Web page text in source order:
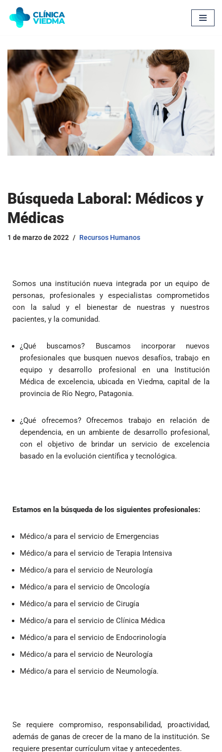
Saltar
contenido
Búsqueda Laboral: Médicos y
Médicas
1 de marzo de 2022 Recursos Humanos
Somos una institución nueva integrada por un equipo de
personas, profesionales y especialistas comprometidos
con la salud y el bienestar de nuestras y nuestros
pacientes, y la comunidad.
¿Qué buscamos? Buscamos incorporar nuevos
profesionales que busquen nuevos desafíos, trabajo en
equipo y desarrollo profesional en una Institución
Médica de excelencia, ubicada en Viedma, capital de la
provincia de Río Negro, Patagonia.
¿Qué ofrecemos? Ofrecemos trabajo en relación de
dependencia, en un ambiente de desarrollo profesional,
con el objetivo de brindar un servicio de excelencia
basado en la evolución científica y tecnológica.
Estamos en la búsqueda de los siguientes profesionales:
Médico/a para el servicio de Emergencias
Médico/a para el servicio de Terapia Intensiva
Médico/a para el servicio de Neurología
Médico/a para el servicio de Oncología
Médico/a para el servicio de Cirugía
Médico/a para el servicio de Clínica Médica
Médico/a para el servicio de Endocrinología
Médico/a para el servicio de Neurología
Médico/a para el servicio de Neumología.
Se requiere compromiso, responsabilidad, proactividad,
además de ganas de crecer de la mano de la institución. Se
requiere presentar currículum vitae y antecedentes.